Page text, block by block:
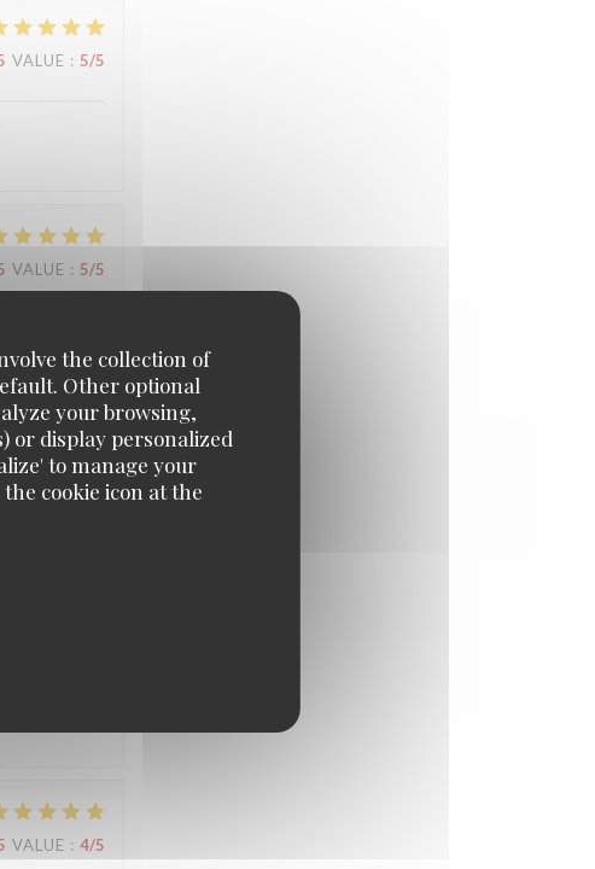
the collection of
Other optional
your browsing,
or display personalized
to manage your
cookie icon at the
VALUE : 5/5
VALUE : 5/5
VALUE : 4/5
L
VALUE : 4/5